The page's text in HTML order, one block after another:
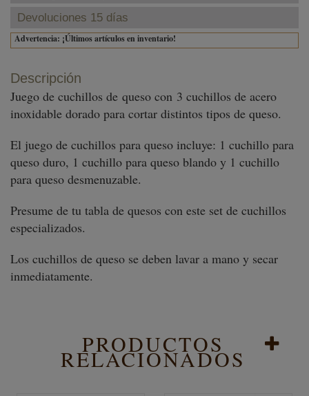
Devoluciones 15 días
Advertencia: ¡Últimos artículos en inventario!
Descripción
Juego de cuchillos de queso con 3 cuchillos de acero
inoxidable dorado para cortar distintos tipos de queso.
El juego de cuchillos para queso incluye: 1 cuchillo para
queso duro, 1 cuchillo para queso blando y 1 cuchillo
para queso desmenuzable.
Presume de tu tabla de quesos con este set de cuchillos
especializados.
Los cuchillos de queso se deben lavar a mano y secar
inmediatamente.
PRODUCTOS
RELACIONADOS